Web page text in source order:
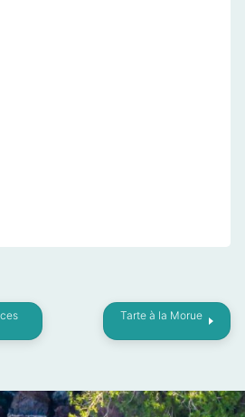
Tarte à la Morue